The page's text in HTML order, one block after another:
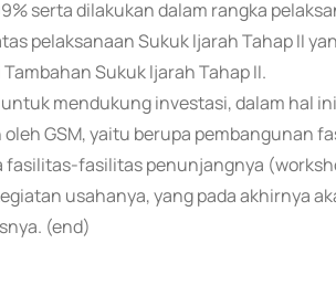
serta dilakukan dalam rangka
pelaksanaan Sukuk ljarah Tahap II
Sukuk ljarah Tahap II.
mendukung investasi, dalam hal
GSM, yaitu berupa pembangunan
fasilitas-fasilitas penunjangnya
usahanya, yang pada akhirnya
(end)